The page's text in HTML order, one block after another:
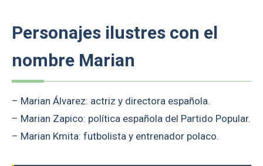
Personajes ilustres con el
nombre Marian
– Marian Álvarez: actriz y directora española.
– Marian Zapico: política española del Partido Popular.
– Marian Kmita: futbolista y entrenador polaco.